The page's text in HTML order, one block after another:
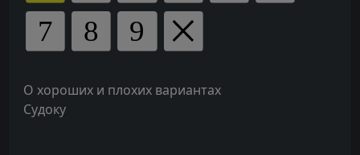
О хороших и плохих вариантах
Судоку